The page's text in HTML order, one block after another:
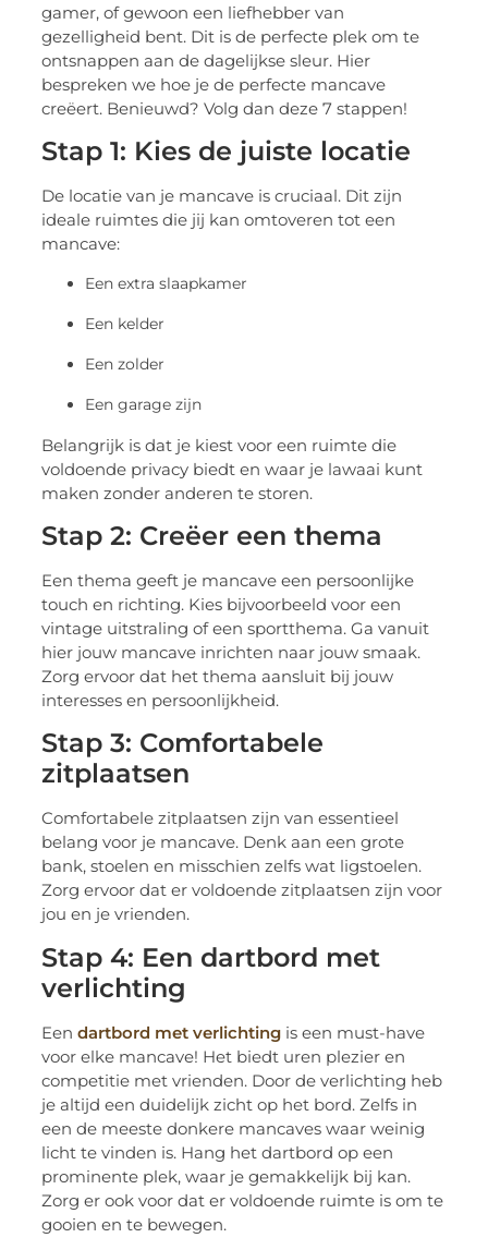
gamer, of gewoon een liefhebber van
gezelligheid bent. Dit is de perfecte plek om te
ontsnappen aan de dagelijkse sleur. Hier
bespreken we hoe je de perfecte mancave
creëert. Benieuwd? Volg dan deze 7 stappen!
Stap 1: Kies de juiste locatie
De locatie van je mancave is cruciaal. Dit zijn
ideale ruimtes die jij kan omtoveren tot een
mancave:
Een extra slaapkamer
Een kelder
Een zolder
Een garage zijn
Belangrijk is dat je kiest voor een ruimte die
voldoende privacy biedt en waar je lawaai kunt
maken zonder anderen te storen.
Stap 2: Creëer een thema
Een thema geeft je mancave een persoonlijke
touch en richting. Kies bijvoorbeeld voor een
vintage uitstraling of een sportthema. Ga vanuit
hier jouw mancave inrichten naar jouw smaak.
Zorg ervoor dat het thema aansluit bij jouw
interesses en persoonlijkheid.
Stap 3: Comfortabele
zitplaatsen
Comfortabele zitplaatsen zijn van essentieel
belang voor je mancave. Denk aan een grote
bank, stoelen en misschien zelfs wat ligstoelen.
Zorg ervoor dat er voldoende zitplaatsen zijn voor
jou en je vrienden.
Stap 4: Een dartbord met
verlichting
Eendartbord met verlichting is een must-have
voor elke mancave! Het biedt uren plezier en
competitie met vrienden. Door de verlichting heb
je altijd een duidelijk zicht op het bord. Zelfs in
een de meeste donkere mancaves waar weinig
licht te vinden is. Hang het dartbord op een
prominente plek, waar je gemakkelijk bij kan.
Zorg er ook voor dat er voldoende ruimte is om te
gooien en te bewegen.